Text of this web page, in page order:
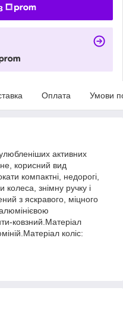
Оплата Умови
активних
корисний вид
компактні, недорогі,
колеса, знімну ручку і
з яскравого, міцного
ковзний.Матеріал
коліс: